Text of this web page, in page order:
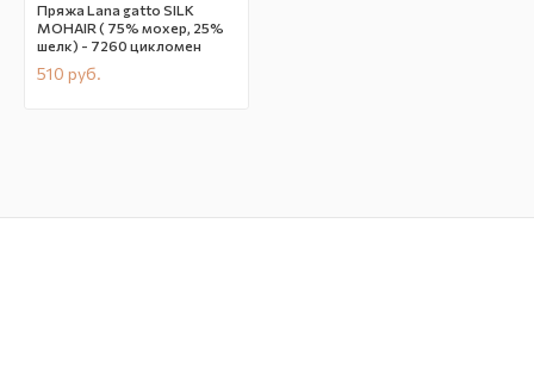
Пряжа Lana gatto SILK
MOHAIR ( 75% мохер, 25%
шелк) - 7260 цикломен
510 руб.